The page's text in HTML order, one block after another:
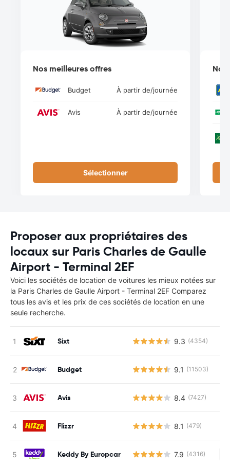
Nos meilleures offres
Budget À partir de/journée
Avis À partir de/journée
Sélectionner
Nos
Proposer aux propriétaires des
locaux sur Paris Charles de Gaulle
Airport - Terminal 2EF
Voici les sociétés de location de voitures les mieux notées sur
la Paris Charles de Gaulle Airport - Terminal 2EF Comparez
tous les avis et les prix de ces sociétés de location en une
seule recherche.
Sixt 9.3 (4354)
Budget 9.1 (11503)
Avis 8.4 (7427)
Flizzr 8.1 (479)
Keddy By Europcar 7.9 (4316)